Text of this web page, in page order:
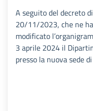
A seguito del decreto
20/11/2023, che ne
modificato
3 aprile 2024 il
presso la nuova sede